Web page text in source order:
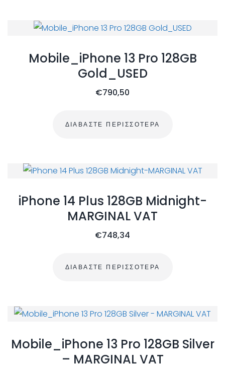
Mobile_iPhone 13 Pro 128GB
Gold_USED
€790,50
ΔΙΑΒΆΣΤΕ ΠΕΡΙΣΣΌΤΕΡΑ
iPhone 14 Plus 128GB Midnight-
MARGINAL VAT
€748,34
ΔΙΑΒΆΣΤΕ ΠΕΡΙΣΣΌΤΕΡΑ
Mobile_iPhone 13 Pro 128GB Silver
– MARGINAL VAT